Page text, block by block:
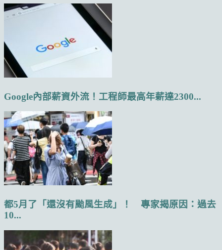
Google內部薪資外流！工程師最高年薪達2300...
都5月了「還沒有颱風生成」！ 專家揭原因：過去
10...